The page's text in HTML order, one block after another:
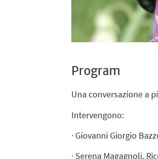
Program
Una conversazione a
Intervengono:
· Giovanni Giorgio
· Serena Magagnoli,